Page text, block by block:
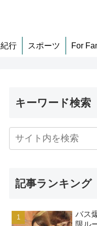
紀行 スポーツ For
キーワード検索
記事ランキング
バス
限ル